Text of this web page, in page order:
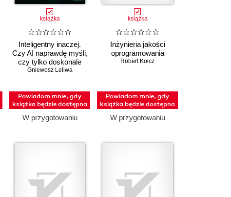
książka
Inteligentny inaczej.
Czy AI naprawdę myśli,
czy tylko doskonale
udaje?
Gniewosz Leliwa
Powiadom mnie, gdy
książka będzie dostępna
W przygotowaniu
książka
Inżynieria jakości
oprogramowania
Robert Kołcz
Powiadom mnie, gdy
książka będzie dostępna
W przygotowaniu